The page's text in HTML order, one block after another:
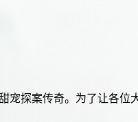
宠探案传奇。为了让各位